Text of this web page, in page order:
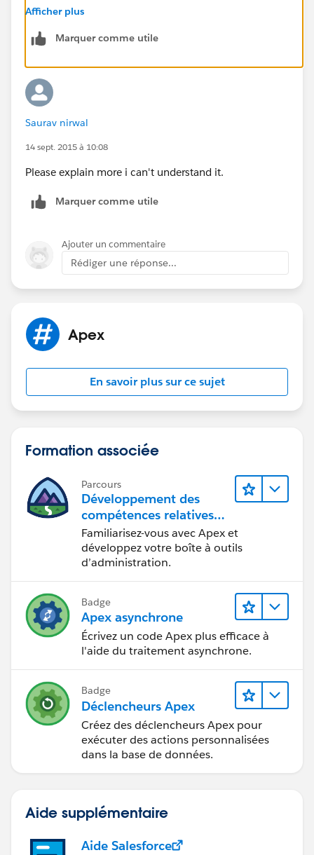
Stealed it from here :)
id=906F0000000ApwHIAS
D Naveen Rahul.
Afficher plus
Marquer comme utile
Saurav nirwal
14 sept. 2015 à 10:08
Please explain more i can't understand it.
Marquer comme utile
Ajouter un commentaire
Rédiger une réponse...
Apex
En savoir plus sur ce sujet
Formation associée
Parcours
Développement des
compétences relatives
au code Apex
Familiarisez-vous avec Apex et
développez votre boîte à outils
d’administration.
Badge
Apex asynchrone
Écrivez un code Apex plus efficace à
l'aide du traitement asynchrone.
Badge
Déclencheurs Apex
Créez des déclencheurs Apex pour
exécuter des actions personnalisées
dans la base de données.
Aide supplémentaire
Aide Salesforce